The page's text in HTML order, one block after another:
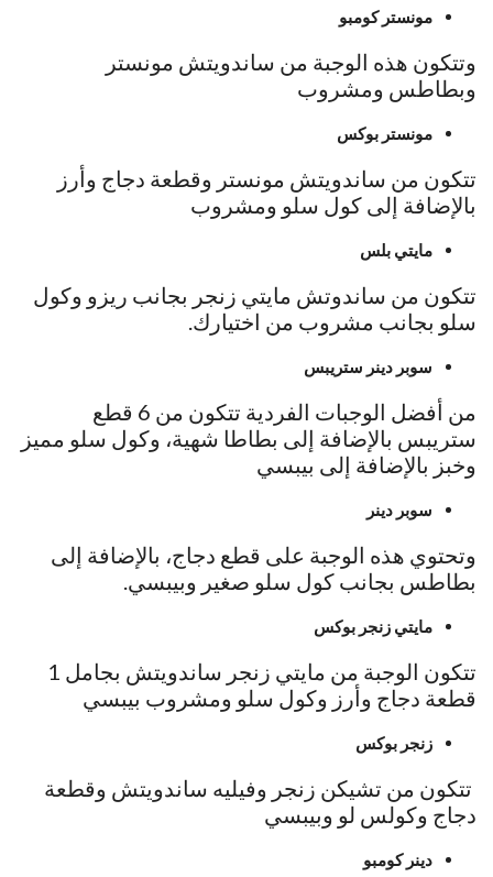
مونستر كومبو
وتتكون هذه الوجبة من ساندويتش مونستر
وبطاطس ومشروب
مونستر بوكس
تتكون من ساندويتش مونستر وقطعة دجاج وأرز
بالإضافة إلى كول سلو ومشروب
مايتي بلس
تتكون من ساندوتش مايتي زنجر بجانب ريزو وكول
سلو بجانب مشروب من اختيارك.
سوبر دينر ستريبس
من أفضل الوجبات الفردية تتكون من 6 قطع
ستريبس بالإضافة إلى بطاطا شهية، وكول سلو مميز
وخبز بالإضافة إلى بيبسي
سوبر دينر
وتحتوي هذه الوجبة على قطع دجاج، بالإضافة إلى
بطاطس بجانب كول سلو صغير وبيبسي.
مايتي زنجر بوكس
تتكون الوجبة من مايتي زنجر ساندويتش بجامل 1
قطعة دجاج وأرز وكول سلو ومشروب بيبسي
زنجر بوكس
تتكون من تشيكن زنجر وفيليه ساندويتش وقطعة
دجاج وكولس لو وبيبسي
دينر كومبو